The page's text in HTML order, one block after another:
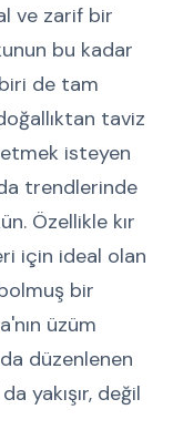
ve zarif bir
bu kadar
de tam
taviz
isteyen
trendlerinde
Özellikle kır
için ideal olan
bir
üzüm
düzenlenen
yakışır, değil